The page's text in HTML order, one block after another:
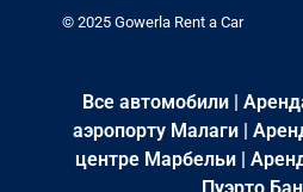
© 2025 Gowerla Rent a Car
Все автомобили |
аэропорту Малаги |
центре Марбельи |
Пуэрто